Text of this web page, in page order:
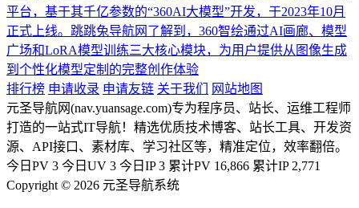
平台，基于其千亿参数的“360AI大模型”开发，于2023年10月
正式上线。跳跳兔导航网了解到，360智绘通过AI画廊、模型
广场和LoRA模型训练三大核心模块，为用户提供从图像生成
到个性化模型定制的完整创作体验
排行榜 申请收录 申请友链 关于我们
网站地图
元圣导航网(nav.yuansage.com)专为程序员、站长、运维工程师
打造的一站式IT导航！精选优质技术博客、站长工具、开发资
源、API接口、素材库、学习社区等，精准定位，效率翻倍。
今日PV 3 今日UV 3 今日IP3 累计PV 16,866 累计IP 2,771
Copyright © 2026 元圣导航系统